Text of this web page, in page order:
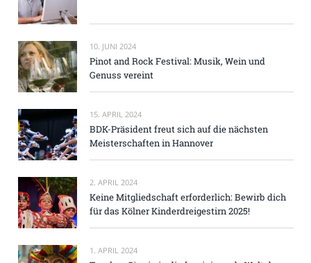
10. JUNI 2024
Pinot and Rock Festival: Musik, Wein und
Genuss vereint
15. APRIL 2024
BDK-Präsident freut sich auf die nächsten
Meisterschaften in Hannover
2. APRIL 2024
Keine Mitgliedschaft erforderlich: Bewirb dich
für das Kölner Kinderdreigestirn 2025!
1. APRIL 2024